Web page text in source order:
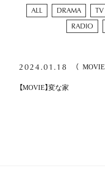
ALL DRAMA TV
RADIO
2024.01.18 （ MOVIE
【MOVIE】変な家